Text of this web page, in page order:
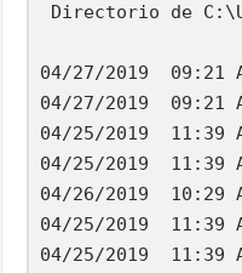
Directorio de
04/27/2019
04/27/2019
04/25/2019  11:39
04/25/2019  11:39
04/26/2019
04/25/2019  11:39
04/25/2019  11:39